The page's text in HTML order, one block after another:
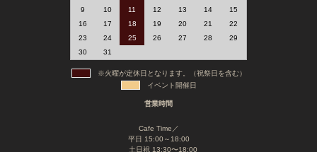
9
10 11 12 13 14
15
16
17 18 19 20 21
22
23
24 25 26 27 28
29
30
31
※火曜が定休日となります。（祝祭日を含む）
イベント開催日
営業時間
Cafe Time／
平日 15:00～18:00
土日祝 13:30〜18:00